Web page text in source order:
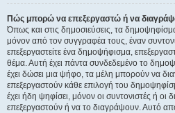
Πώς μπορώ να επεξεργαστώ ή να
Όπως και στις δημοσιεύσεις, τα
μόνον από τον συγγραφέα τους, έναν
επεξεργαστείτε ένα δημοψήφισμα,
θέμα. Αυτή έχει πάντα συνδεδεμένο το
έχει δώσει μια ψήφο, τα μέλη μπορούν να
επεξεργαστούν κάθε επιλογή του
έχει ήδη ψηφίσει, μόνον οι συντονιστές ή οι
επεξεργαστούν ή να το διαγράψουν. Αυτό